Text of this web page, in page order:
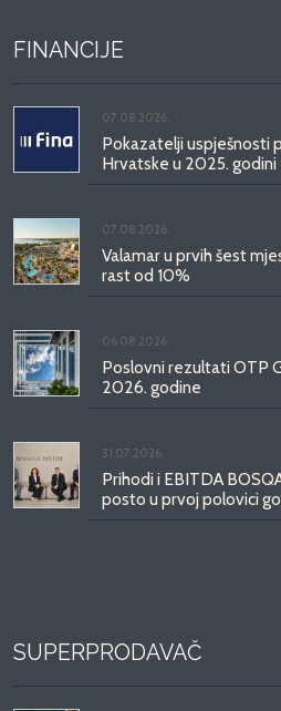
FINANCIJE
07.08.2026.
Pokazatelji uspješnosti
Hrvatske u 2025. godini
07.08.2026.
Valamar u prvih šest
rast od 10%
06.08.2026.
Poslovni rezultati OTP
2026. godine
31.07.2026.
Prihodi i EBITDA
posto u prvoj polovici
SUPERPRODAVAČ